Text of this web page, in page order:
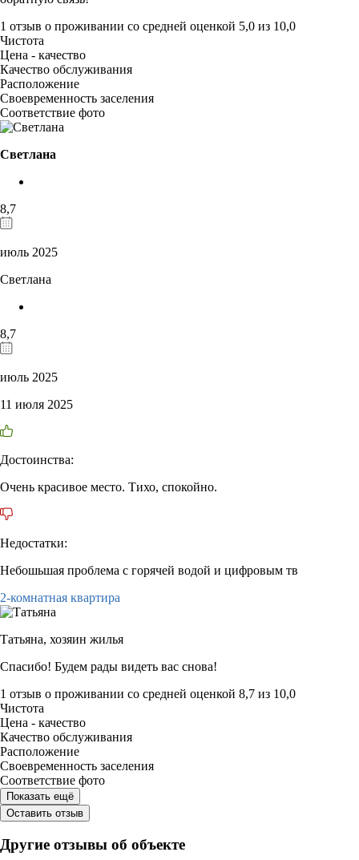
1 отзыв о проживании со средней оценкой 5,0 из 10,0
Чистота
Цена - качество
Качество обслуживания
Расположение
Своевременность заселения
Соответствие фото
Светлана
8,7
июль 2025
Светлана
8,7
июль 2025
11 июля 2025
Достоинства:
Очень красивое место. Тихо, спокойно.
Недостатки:
Небошьшая проблема с горячей водой и цифровым тв
2-комнатная квартира
Татьяна, хозяин жилья
Спасибо! Будем рады видеть вас снова!
1 отзыв о проживании со средней оценкой 8,7 из 10,0
Чистота
Цена - качество
Качество обслуживания
Расположение
Своевременность заселения
Соответствие фото
Показать ещё
Оставить отзыв
Другие отзывы об объекте